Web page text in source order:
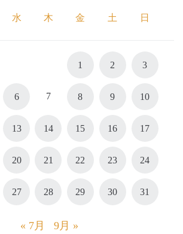
水 木 金 土 日
1 2 3
6 7 8 9 10
13 14 15 16 17
20 21 22 23 24
27 28 29 30 31
« 7月 9月 »